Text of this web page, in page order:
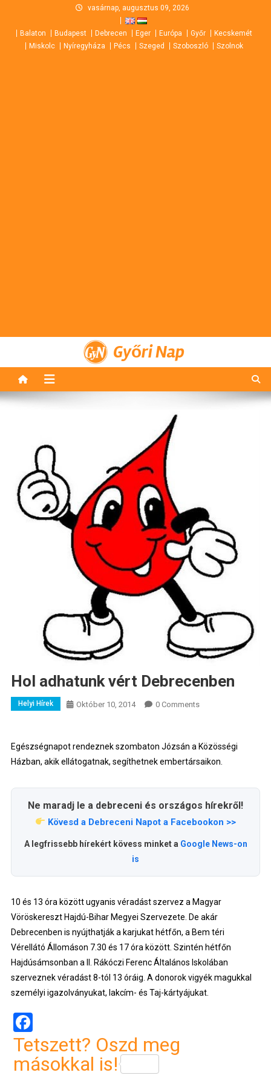
content
vasárnap, augusztus 09, 2026
Balaton Budapest Debrecen Eger Európa Győr
Kecskemét
Miskolc
Nyíregyháza Pécs Szeged Szoboszló Szolnok
Győri Nap
Hol adhatunk vért Debrecenben
Helyi Hírek Október 10, 2014 0 Comments
Egészségnapot rendeznek szombaton Józsán a Közösségi
Házban, akik ellátogatnak, segíthetnek embertársaikon.
Ne maradj le a debreceni és országos hírekről!
Kövesd a Debreceni Napot a Facebookon >>
A legfrissebb hírekért kövess minket a Google News-on
is
10 és 13 óra között ugyanis véradást szervez a Magyar
Vöröskereszt Hajdú-Bihar Megyei Szervezete. De akár
Debrecenben is nyújthatják a karjukat hétfőn, a Bem téri
Vérellátó Állomáson 7.30 és 17 óra között. Szintén hétfőn
Hajdúsámsonban a II. Rákóczi Ferenc Általános Iskolában
szerveznek véradást 8-tól 13 óráig. A donorok vigyék magukkal
személyi igazolványukat, lakcím- és Taj-kártyájukat.
Facebook
Tetszett? Oszd meg
másokkal is!